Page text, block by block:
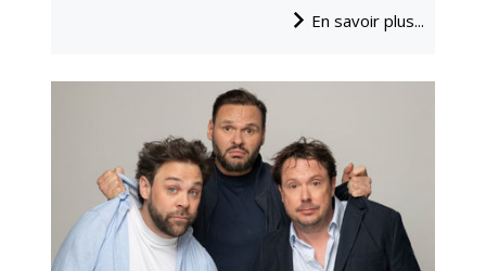
Refuge canin
Urbanisme et
logement
Économie et
commerce
En savoir plus...